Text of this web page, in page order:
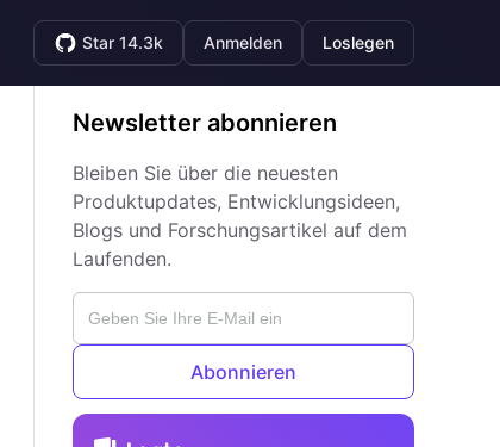
Star 14.3k Anmelden Loslegen
Newsletter abonnieren
Bleiben Sie über die neuesten
Produktupdates, Entwicklungsideen,
Blogs und Forschungsartikel auf dem
Laufenden.
Abonnieren